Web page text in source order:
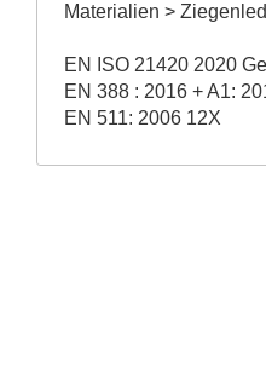
Materialien >
EN ISO 21420 2020
EN 388 : 2016 + A1:
EN 511: 2006 12X